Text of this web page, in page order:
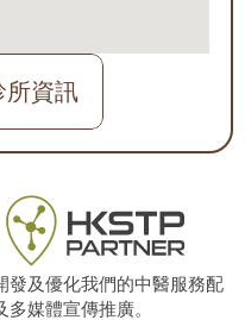
所資訊
發及優化我們的中醫服務配
媒體宣傳推廣。